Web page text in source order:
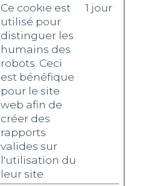
Ce cookie est
utilisé pour
distinguer les
humains des
robots. Ceci
est bénéfique
pour le site
web afin de
créer des
rapports
valides sur
l'utilisation du
leur site.
1 jour